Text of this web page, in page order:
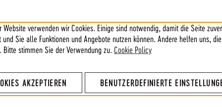
Website verwenden wir Cookies. Einige sind notwendig, damit die Seite
Sie alle Funktionen und Angebote nutzen können. Andere helfen uns,
Bitte stimmen Sie der Verwendung zu. Cookie Policy
AKZEPTIEREN BENUTZERDEFINIERTE
Frieden, Meditation, Innere
innerer Frieden,
Insektenstiche,